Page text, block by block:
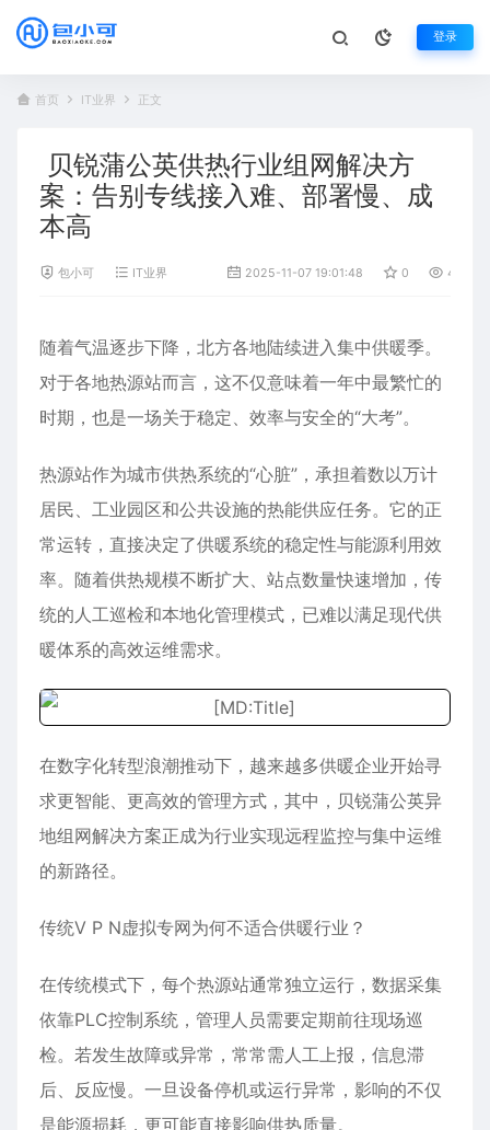
登录
首页 IT业界 正文
贝锐蒲公英供热行业组网解决方
案：告别专线接入难、部署慢、成
本高
包小可 IT业界 2025-11-07 19:01:48 0 484
随着气温逐步下降，北方各地陆续进入集中供暖季。
对于各地热源站而言，这不仅意味着一年中最繁忙的
时期，也是一场关于稳定、效率与安全的“大考”。
热源站作为城市供热系统的“心脏”，承担着数以万计
居民、工业园区和公共设施的热能供应任务。它的正
常运转，直接决定了供暖系统的稳定性与能源利用效
率。随着供热规模不断扩大、站点数量快速增加，传
统的人工巡检和本地化管理模式，已难以满足现代供
暖体系的高效运维需求。
在数字化转型浪潮推动下，越来越多供暖企业开始寻
求更智能、更高效的管理方式，其中，贝锐蒲公英异
地组网解决方案正成为行业实现远程监控与集中运维
的新路径。
传统V P N虚拟专网为何不适合供暖行业？
在传统模式下，每个热源站通常独立运行，数据采集
依靠PLC控制系统，管理人员需要定期前往现场巡
检。若发生故障或异常，常常需人工上报，信息滞
后、反应慢。一旦设备停机或运行异常，影响的不仅
是能源损耗，更可能直接影响供热质量。